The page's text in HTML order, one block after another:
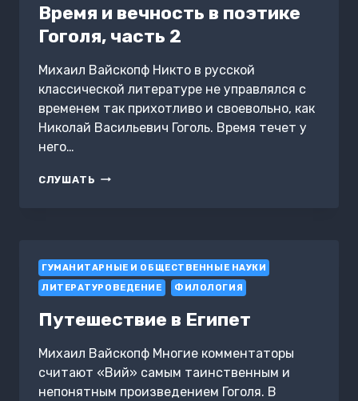
Время и вечность в поэтике
Гоголя, часть 2
Михаил Вайскопф Никто в русской
классической литературе не управлялся с
временем так прихотливо и своевольно, как
Николай Васильевич Гоголь. Время течет у
него…
СЛУШАТЬ ВРЕМЯ
ЧАСТЬ
2
ГУМАНИТАРНЫЕ И ОБЩЕСТВЕННЫЕ НАУКИ
ЛИТЕРАТУРОВЕДЕНИЕ
ФИЛОЛОГИЯ
Путешествие в Египет
Михаил Вайскопф Многие комментаторы
считают «Вий» самым таинственным и
непонятным произведением Гоголя. В